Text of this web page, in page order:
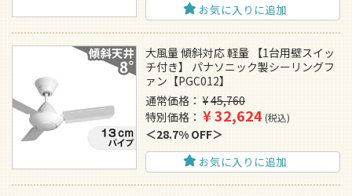
お気に入りに追加
大風量 傾斜対応 軽量 【1台用壁スイッ
チ付き】 パナソニック製シーリングフ
ァン【PGC012】
通常価格
¥45,760
特別価格
¥32,624 税込
28.7% OFF
お気に入りに追加